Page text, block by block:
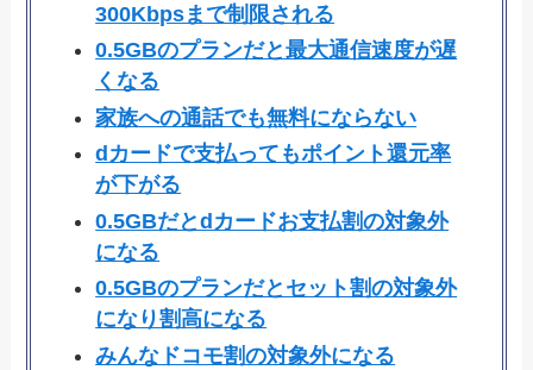
300Kbpsまで制限される
0.5GBのプランだと最大通信速度が遅
くなる
家族への通話でも無料にならない
dカードで支払ってもポイント還元率
が下がる
0.5GBだとdカードお支払割の対象外
になる
0.5GBのプランだとセット割の対象外
になり割高になる
みんなドコモ割の対象外になる